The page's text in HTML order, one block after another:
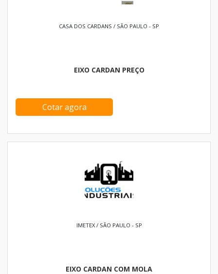
CASA DOS CARDANS / SÃO PAULO - SP
EIXO CARDAN PREÇO
Cotar agora
IMETEX / SÃO PAULO - SP
EIXO CARDAN COM MOLA